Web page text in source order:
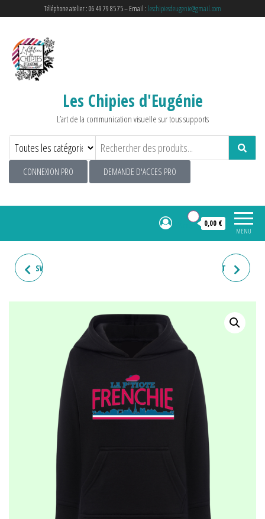
Téléphone atelier : 06 49 79 85 75 – Email : leschipiesdeugenie@gmail.com
Les Chipies d'Eugénie
L’art de la communication visuelle sur tous supports
CONNEXION PRO DEMANDE D'ACCES PRO
MENU
0,00 €
SWEAT ENFANT "LA P'TIOTE SWEAT ENFANT "LE P'TIOT